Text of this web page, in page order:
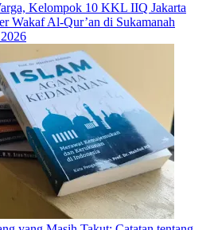
Kelompok 10 KKL IIQ Jakarta
Wakaf Al-Qur’an di Sukamanah